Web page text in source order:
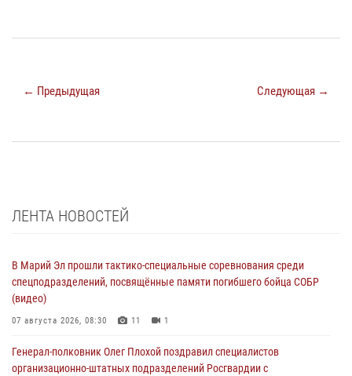
← Предыдущая Следующая →
ЛЕНТА НОВОСТЕЙ
В Марий Эл прошли тактико-специальные соревнования среди
спецподразделений, посвящённые памяти погибшего бойца СОБР
(видео)
07 августа 2026, 08:30 11 1
Генерал-полковник Олег Плохой поздравил специалистов
организационно-штатных подразделений Росгвардии с